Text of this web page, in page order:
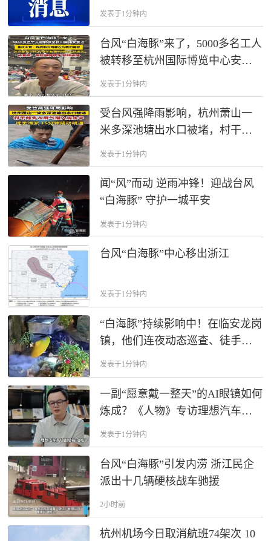
发表于1分钟内
台风“白海豚”来了，5000多名工人
被转移至杭州国际博览中心安置
点，重庆大哥：“政府和公司都在
为我们着想，这也是我坚持20多
年都来杭州打工的原因，”还直
言：在这里不仅挣得多 ，结钱还
发表于1分钟内
受台风强降雨影响，杭州萧山一
米多深池塘出水口被堵，村干部
多次屏气潜入泥水中徒手清淤，
满身泥水，一身担当，为负责的
村干部点赞！
发表于1分钟内
闻“风”而动 逆雨冲锋！迎战台风
“白海豚” 守护一城平安
发表于1分钟内
台风“白海豚”中心移出浙江
发表于1分钟内
“白海豚”持续影响中！在临安龙岗
镇，他们连夜动态巡查、徒手清
理涵洞堵塞……风雨中有这些温
暖的身影，谢谢你们！
发表于1分钟内
一副“愿意戴一整天”的AI眼镜如何
炼成？《人物》专访理想汽车范
皓宇
发表于1分钟内
台风“白海豚”引发内涝 浙江民企
派出十几辆硬核战车驰援
2小时前
杭州机场今日取消航班74架次 10